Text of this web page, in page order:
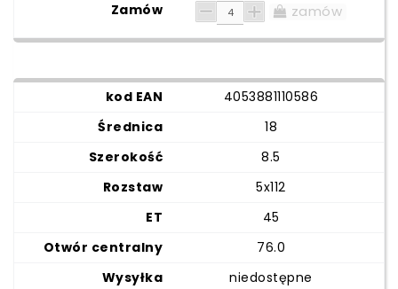
zamów
4053881110586
18
8.5
5x112
45
76.0
niedostępne